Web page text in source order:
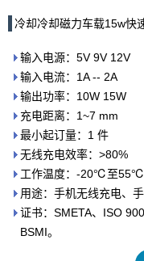
冷却冷却磁力车载15w快
输入电源：5V 9V 12V
输入电流：1A -- 2A
输出功率：10W 15W
充电距离：1~7 mm
最小起订量：1 件
无线充电效率：>80%
工作温度：-20℃至55℃
用途：手机无线充电、
证书：SMETA、ISO
BSMI。